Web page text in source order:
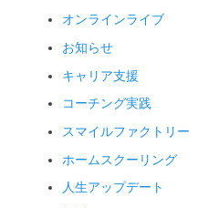
オンラインライブ
お知らせ
キャリア支援
コーチング実践
スマイルファクトリー
ホームスクーリング
人生アップデート